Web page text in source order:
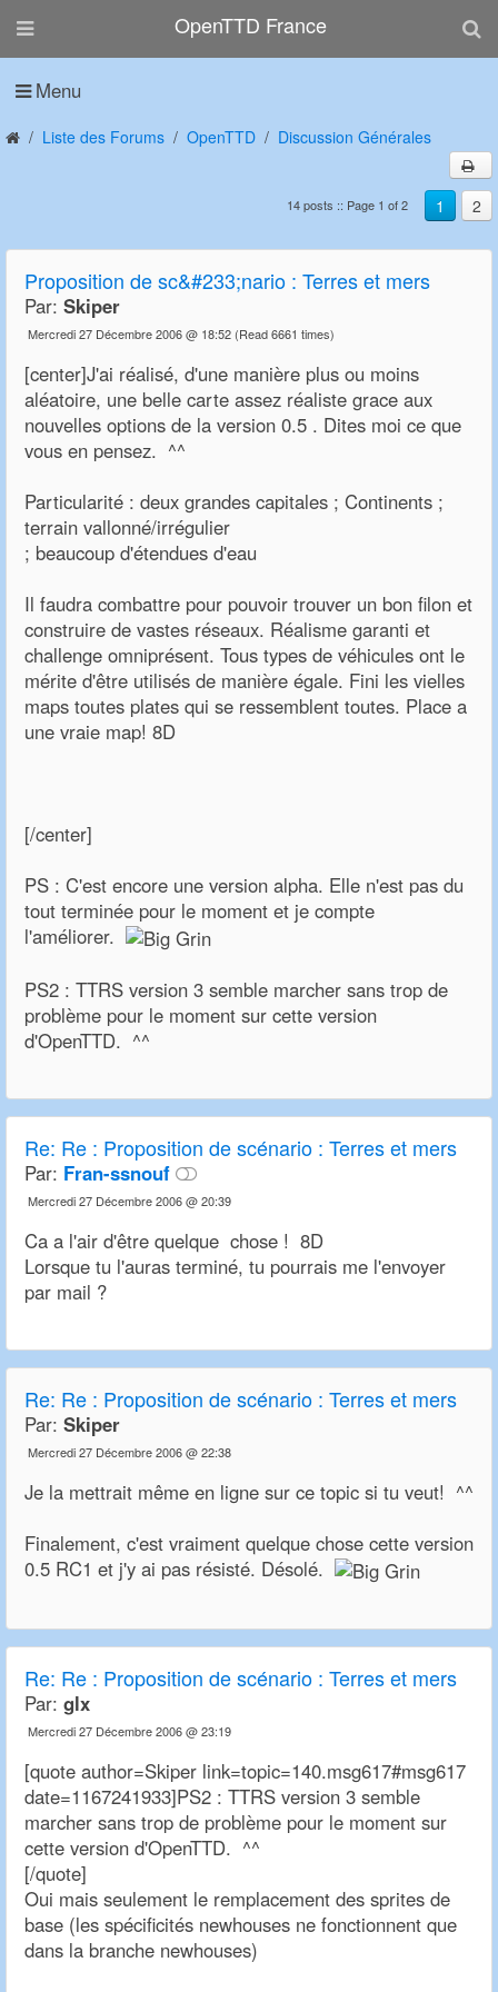
OpenTTD France
Menu
Liste des Forums OpenTTD Discussion Générales
1 2
14 posts :: Page 1 of 2
Proposition de sc&#233;nario : Terres et mers
Par: Skiper
Mercredi 27 Décembre 2006 @ 18:52 (Read 6661 times)
[center]J'ai réalisé, d'une manière plus ou moins
aléatoire, une belle carte assez réaliste grace aux
nouvelles options de la version 0.5 . Dites moi ce que
vous en pensez. ^^
Particularité : deux grandes capitales ; Continents ;
terrain vallonné/irrégulier
; beaucoup d'étendues d'eau
Il faudra combattre pour pouvoir trouver un bon filon et
construire de vastes réseaux. Réalisme garanti et
challenge omniprésent. Tous types de véhicules ont le
mérite d'être utilisés de manière égale. Fini les vielles
maps toutes plates qui se ressemblent toutes. Place a
une vraie map! 8D
[/center]
PS : C'est encore une version alpha. Elle n'est pas du
tout terminée pour le moment et je compte
l'améliorer.
PS2 : TTRS version 3 semble marcher sans trop de
problème pour le moment sur cette version
d'OpenTTD. ^^
Re: Re : Proposition de scénario : Terres et mers
Par: Fran-ssnouf
Mercredi 27 Décembre 2006 @ 20:39
Ca a l'air d'être quelque chose ! 8D
Lorsque tu l'auras terminé, tu pourrais me l'envoyer
par mail ?
Re: Re : Proposition de scénario : Terres et mers
Par: Skiper
Mercredi 27 Décembre 2006 @ 22:38
Je la mettrait même en ligne sur ce topic si tu veut! ^^
Finalement, c'est vraiment quelque chose cette version
0.5 RC1 et j'y ai pas résisté. Désolé.
Re: Re : Proposition de scénario : Terres et mers
Par: glx
Mercredi 27 Décembre 2006 @ 23:19
[quote author=Skiper link=topic=140.msg617#msg617
date=1167241933]PS2 : TTRS version 3 semble
marcher sans trop de problème pour le moment sur
cette version d'OpenTTD. ^^
[/quote]
Oui mais seulement le remplacement des sprites de
base (les spécificités newhouses ne fonctionnent que
dans la branche newhouses)